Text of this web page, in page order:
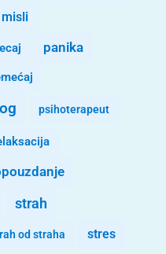
panika
psihoterapeut
strah
od straha stres